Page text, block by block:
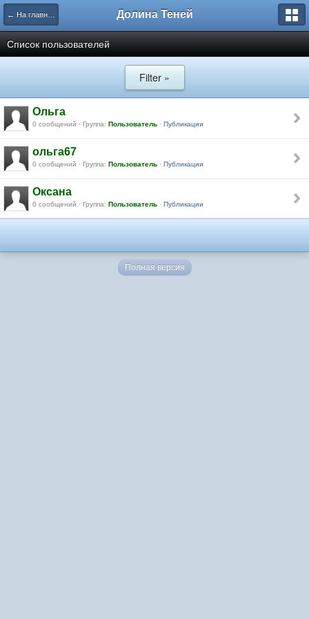
← На главную Долина Теней
Список пользователей
Filter »
Ольга
0 сообщений · Группа: Пользователь · Публикации
ольга67
0 сообщений · Группа: Пользователь · Публикации
Оксана
0 сообщений · Группа: Пользователь · Публикации
Полная версия